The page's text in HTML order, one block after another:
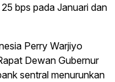
bps pada Januari dan
Perry Warjiyo
Dewan Gubernur
sentral menurunkan